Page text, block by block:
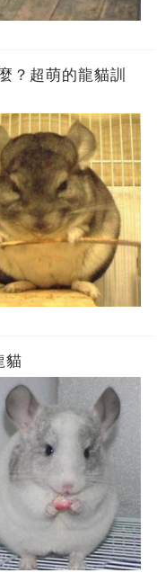
？超萌的龍貓訓
貓